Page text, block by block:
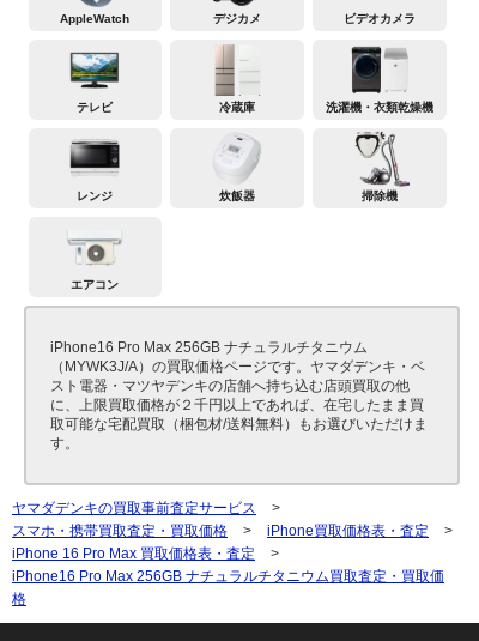
AppleWatch デジカメ ビデオカメラ
テレビ 冷蔵庫 洗濯機・衣類乾燥機
レンジ 炊飯器 掃除機
エアコン
iPhone16 Pro Max 256GB ナチュラルチタニウム
（MYWK3J/A）の買取価格ページです。ヤマダデンキ・ベ
スト電器・マツヤデンキの店舗へ持ち込む店頭買取の他
に、上限買取価格が２千円以上であれば、在宅したまま買
取可能な宅配買取（梱包材/送料無料）もお選びいただけま
す。
ヤマダデンキの買取事前査定サービス
>
スマホ・携帯買取査定・買取価格
> iPhone買取価格表・査定
>
iPhone 16 Pro Max 買取価格表・査定
>
iPhone16 Pro Max 256GB ナチュラルチタニウム買取査定・買取価
格